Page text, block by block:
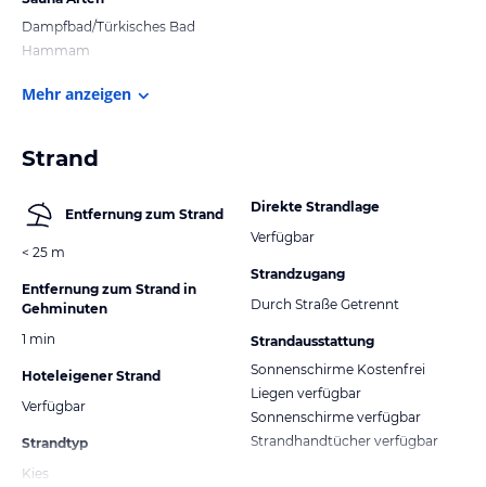
Dampfbad/Türkisches Bad
Hammam
Mehr anzeigen
Strand
Entfernung zum Strand
< 25 m
Entfernung zum Strand in
Gehminuten
1 min
Hoteleigener Strand
Verfügbar
Strandtyp
Kies
Direkte Strandlage
Verfügbar
Strandzugang
Durch Straße Getrennt
Strandausstattung
Sonnenschirme Kostenfrei
Liegen verfügbar
Sonnenschirme verfügbar
Strandhandtücher verfügbar